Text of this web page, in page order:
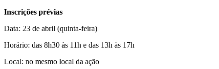
Inscrições prévias
Data: 23 de abril (quinta-feira)
Horário: das 8h30 às 11h e das 13h às 17h
Local: no mesmo local da ação